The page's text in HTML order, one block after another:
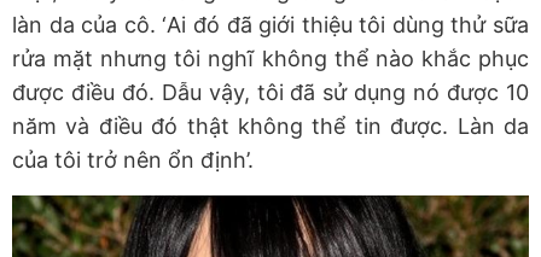
làn da của cô.‘Ai đó đã giới thiệu tôi dùng thử sữa
rửa mặt nhưngtôi nghĩkhông thể nào khắc phục
được điều đó. Dẫu vậy, tôi đã sử dụng nó được 10
năm và điều đó thật không thể tin được. Làn da
của tôi trở nên ổn định’.